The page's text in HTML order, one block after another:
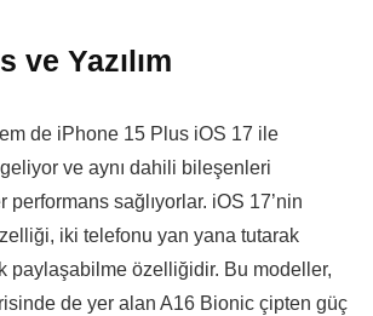
ve Yazılım
de iPhone 15 Plus iOS 17 ile
ve aynı dahili bileşenleri
performans sağlıyorlar. iOS 17’nin
iki telefonu yan yana tutarak
paylaşabilme özelliğidir. Bu modeller,
de yer alan A16 Bionic çipten güç